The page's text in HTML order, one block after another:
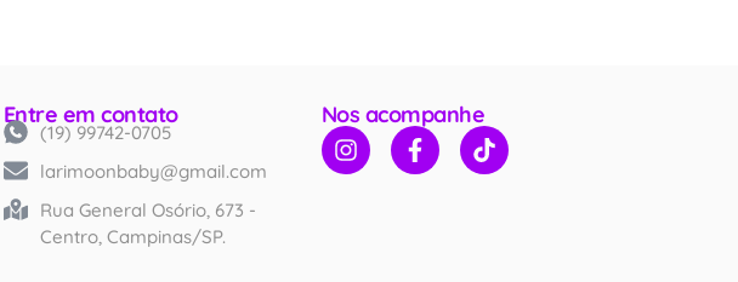
Entre em contato
(19) 99742-0705
larimoonbaby@gmail.com
Rua General Osório, 673 -
Centro, Campinas/SP.
Nos acompanhe